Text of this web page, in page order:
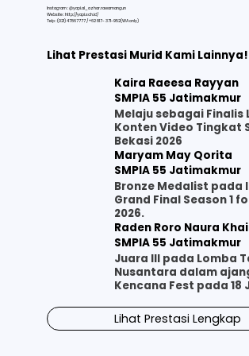
Instagram : @yapi.al_azhar.rawamangun
Website :http://yapi.sch.id/
Telp : (021) 47867777 / +62 817- 371-952(WA only)
Lihat Prestasi Murid Kami Lainnya!
Kaira Raeesa Rayyan
SMPIA 55 Jatimakmur
Melaju sebagai Finalis
Konten Video Tingkat
Bekasi 2026
Maryam May Qorita
SMPIA 55 Jatimakmur
Bronze Medalist pada
Grand Final Season 1
2026.
Raden Roro Naura
SMPIA 55 Jatimakmur
Juara III pada Lomba
Nusantara dalam
Kencana Fest pada 18
Lihat Prestasi Lengkap